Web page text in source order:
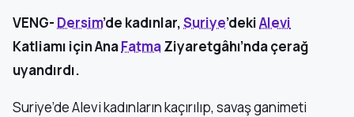
VENG- Dersim’de kadınlar,Suriye’dekiAlevi
Katliamı için AnaFatmaZiyaretgâhı’nda çerağ
uyandırdı.
Suriye’de Alevi kadınların kaçırılıp, savaş ganimeti